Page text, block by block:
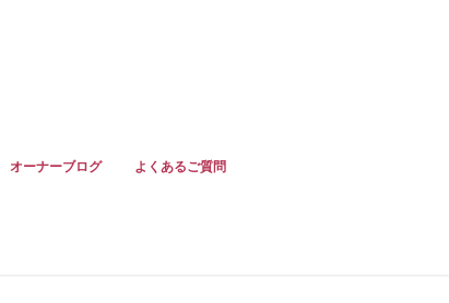
オーナーブログ よくあるご質問